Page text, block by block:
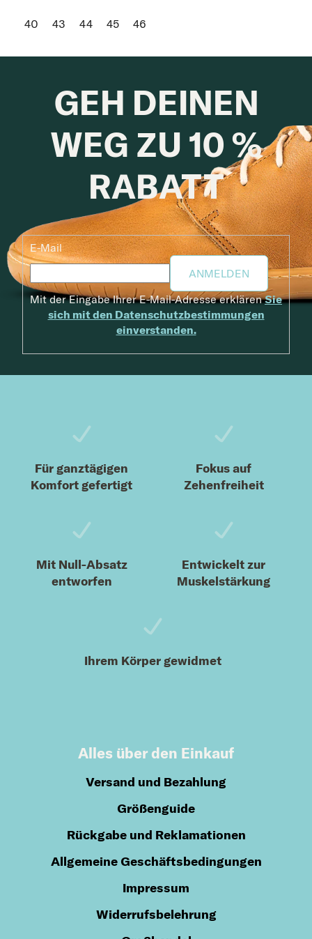
40 43 44 45 46
GEH DEINEN
WEG ZU 10 %
RABATT
E-Mail
ANMELDEN
Mit der Eingabe Ihrer E-Mail-Adresse erklärenSie
sich mit den Datenschutzbestimmungen
einverstanden.
Für ganztägigen
Komfort gefertigt
Fokus auf
Zehenfreiheit
Mit Null-Absatz
entworfen
Entwickelt zur
Muskelstärkung
Ihrem Körper gewidmet
Alles über den Einkauf
Versand und Bezahlung
Größenguide
Rückgabe und Reklamationen
Allgemeine Geschäftsbedingungen
Impressum
Widerrufsbelehrung